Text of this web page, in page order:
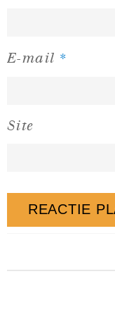
E-mail *
Site